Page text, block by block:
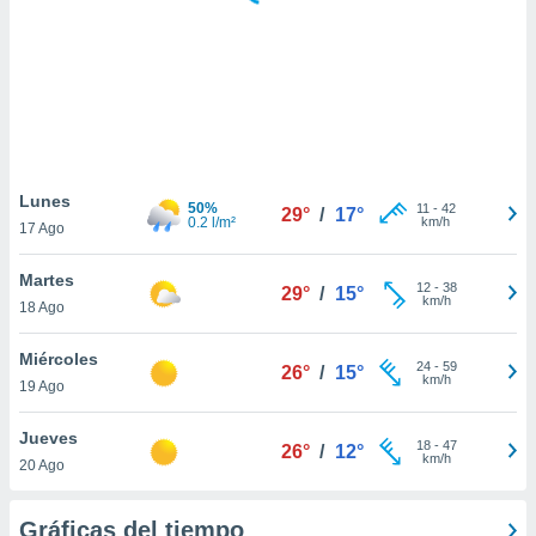
similares
como
sitio
de
traten tus
en
interés
su
Lunes
17 Ago
50%
0.2 l/m²
29° / 17° 11 - 42
km/h
Martes
18 Ago
29° / 15° 12- 38
km/h
Miércoles
19 Ago
26° / 15° 24- 59
km/h
Jueves
20 Ago
26° / 12° 18- 47
km/h
Gráficas del tiempo